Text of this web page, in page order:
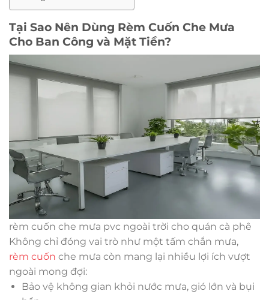
Tại Sao Nên Dùng Rèm Cuốn Che Mưa
Cho Ban Công và Mặt Tiền?
rèm cuốn che mưa pvc ngoài trời cho quán cà phê
Không chỉ đóng vai trò như một tấm chắn mưa,
rèm cuốn che mưa còn mang lại nhiều lợi ích vượt
ngoài mong đợi:
Bảo vệ không gian khỏi nước mưa, gió lớn và bụi